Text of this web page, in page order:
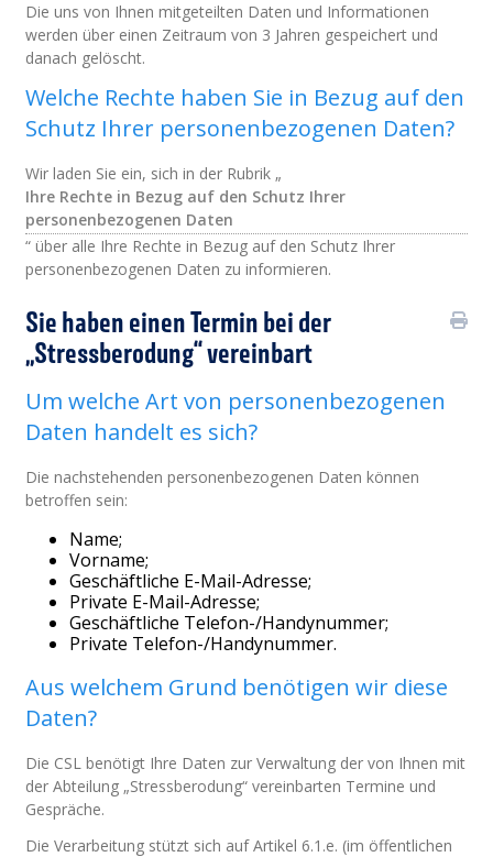
Die uns von Ihnen mitgeteilten Daten und Informationen
werden über einen Zeitraum von 3 Jahren gespeichert und
danach gelöscht.
Welche Rechte haben Sie in Bezug auf den
Schutz Ihrer personenbezogenen Daten?
Wir laden Sie ein, sich in der Rubrik „
Ihre Rechte in Bezug auf den Schutz Ihrer
personenbezogenen Daten
“ über alle Ihre Rechte in Bezug auf den Schutz Ihrer
personenbezogenen Daten zu informieren.
Sie haben einen Termin bei der
„Stressberodung“ vereinbart
Um welche Art von personenbezogenen
Daten handelt es sich?
Die nachstehenden personenbezogenen Daten können
betroffen sein:
Name;
Vorname;
Geschäftliche E-Mail-Adresse;
Private E-Mail-Adresse;
Geschäftliche Telefon-/Handynummer;
Private Telefon-/Handynummer.
Aus welchem Grund benötigen wir diese
Daten?
Die CSL benötigt Ihre Daten zur Verwaltung der von Ihnen mit
der Abteilung „Stressberodung“ vereinbarten Termine und
Gespräche.
Die Verarbeitung stützt sich auf Artikel 6.1.e. (im öffentlichen